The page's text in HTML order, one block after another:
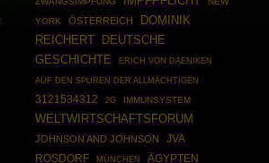
YORK
ÖSTERREICH
DOMINIK
REICHERT
DEUTSCHE
GESCHICHTE
ERICH VON DAENIKEN
AUF DEN SPUREN DER ALLMÄCHTIGEN
3121534312 2G IMMUNSYSTEM
WELTWIRTSCHAFTSFORUM
JOHNSON AND JOHNSON
JVA
ROSDORF
MÜNCHEN ÄGYPTEN